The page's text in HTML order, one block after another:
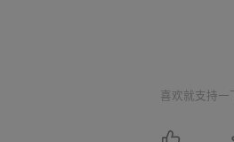
全，还有一个像是理论课的教室
奇怪的教室，虽然面积很大，但
也就是对表现差不听话的学员给
房间，狠打一顿屁股之后罚坐就
喜欢就支持一